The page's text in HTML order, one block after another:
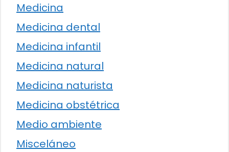
Medicina
Medicina dental
Medicina infantil
Medicina natural
Medicina naturista
Medicina obstétrica
Medio ambiente
Misceláneo